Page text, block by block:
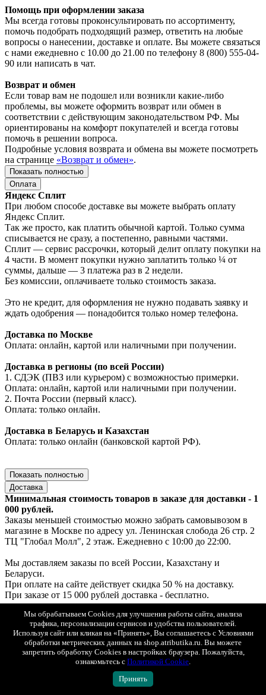
Помощь при оформлении заказа
Мы всегда готовы проконсультировать по ассортименту,
помочь подобрать подходящий размер, ответить на любые
вопросы о нанесении, доставке и оплате. Вы можете связаться
с нами ежедневно с 10.00 до 21.00 по телефону 8 (800) 555-04-
90 или написать в чат.
Возврат и обмен
Если товар вам не подошел или возникли какие-либо
проблемы, вы можете оформить возврат или обмен в
соответствии с действующим законодательством РФ. Мы
ориентированы на комфорт покупателей и всегда готовы
помочь в решении вопроса.
Подробные условия возврата и обмена вы можете посмотреть
на странице «Возврат и обмен».
Показать полностью
Оплата
Яндекс Сплит
При любом способе доставке вы можете выбрать оплату
Яндекс Сплит.
Так же просто, как платить обычной картой. Только сумма
списывается не сразу, а постепенно, равными частями.
Сплит — сервис рассрочки, который делит оплату покупки на
4 части. В момент покупки нужно заплатить только ¼ от
суммы, дальше — 3 платежа раз в 2 недели.
Без комиссии, оплачиваете только стоимость заказа.
Это не кредит, для оформления не нужно подавать заявку и
ждать одобрения — понадобится только номер телефона.
Доставка по Москве
Оплата: онлайн, картой или наличными при получении.
Доставка в регионы (по всей России)
1. СДЭК (ПВЗ или курьером) с возможностью примерки.
Оплата: онлайн, картой или наличными при получении.
2. Почта России (первый класс).
Оплата: только онлайн.
Доставка в Беларусь и Казахстан
Оплата: только онлайн (банковской картой РФ).
Показать полностью
Доставка
Минимальная стоимость товаров в заказе для доставки - 1
000 рублей.
Заказы меньшей стоимостью можно забрать самовывозом в
магазине в Москве по адресу ул. Ленинская слобода 26 стр. 2
ТЦ "Глобал Молл", 2 этаж. Ежедневно с 10:00 до 22:00.
Мы доставляем заказы по всей России, Казахстану и
Беларуси.
При оплате на сайте действует скидка 50 % на доставку.
При заказе от 15 000 рублей доставка - бесплатно.
Доставка по Москве
1. Самовывоз — ул. Ленинская слобода, 26, стр. 2, ТЦ «Глобал
Молл», 2 этаж (ежедневно с 10:00 до 22:00).
Если товар есть в наличии — выдача за 30 минут, если под
заказ — до 2х рабочих дней.
Бесплатно. Возможна примерка.
Оплата: онлайн, картой или наличными при получении.
Мы обрабатываем Cookies для улучшения работы сайта, анализа
трафика, персонализации сервисов и удобства пользователей.
Используя сайт или кликая на «Принять», Вы соглашаетесь с Условиями
обработки метрических данных на shop.atributika.ru. Вы можете
запретить обработку Cookies в настройках браузера. Пожалуйста,
ознакомьтесь с Политикой Cookie.
Принять